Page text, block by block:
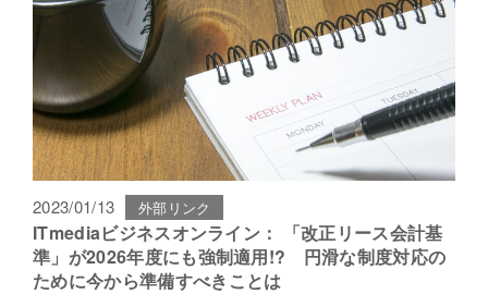
2023/01/13 外部リンク
ITmediaビジネスオンライン： 「改正リース会計基
準」が2026年度にも強制適用!? 円滑な制度対応の
ために今から準備すべきことは